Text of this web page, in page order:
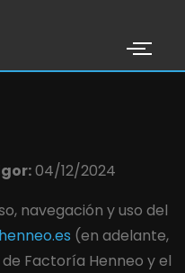
04/12/2024
navegación y uso del
(en adelante,
Factoría Henneo y el